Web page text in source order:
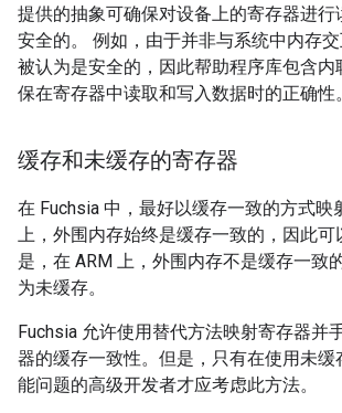
提供的抽象可确保对设备上的寄存器进行
安全的。 例如，由于并非与系统中内存
被认为是安全的，因此帮助程序库包含内
保在寄存器中读取和写入数据时的正确性。
缓存和未缓存的寄存器
在 Fuchsia 中，最好以缓存一致的方式映
上，外围内存始终是缓存一致的，因此可
是，在 ARM 上，外围内存不是缓存一致
为未缓存。
Fuchsia 允许使用替代方法映射寄存器并
器的缓存一致性。但是，只有在使用未缓
能问题的高级开发者才应考虑此方法。